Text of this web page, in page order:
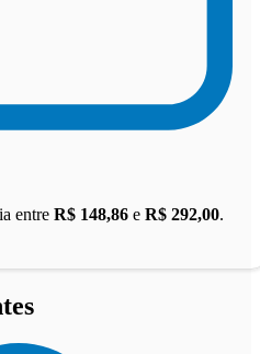
entre R$ 148,86 e R$ 292,00.